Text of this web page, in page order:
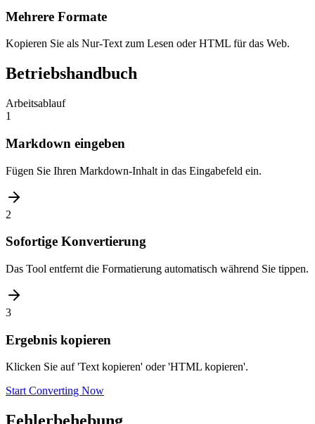
Mehrere Formate
Kopieren Sie als Nur-Text zum Lesen oder HTML für das Web.
Betriebshandbuch
Arbeitsablauf
1
Markdown eingeben
Fügen Sie Ihren Markdown-Inhalt in das Eingabefeld ein.
2
Sofortige Konvertierung
Das Tool entfernt die Formatierung automatisch während Sie tippen.
3
Ergebnis kopieren
Klicken Sie auf 'Text kopieren' oder 'HTML kopieren'.
Start Converting Now